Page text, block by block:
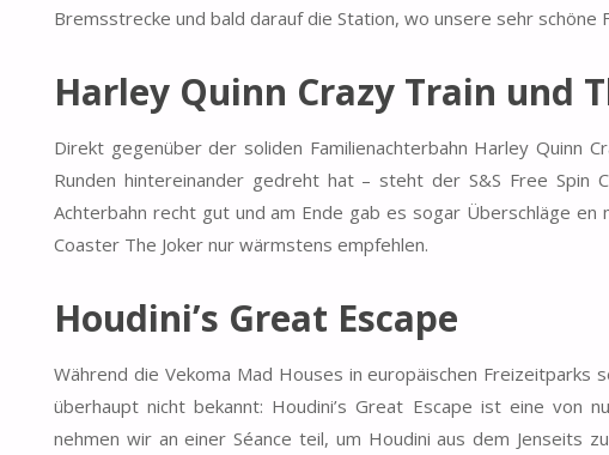
Bremsstrecke und bald darauf die Station, wo unsere sehr schöne
Harley Quinn Crazy Train und
Direkt gegenüber der soliden Familienachterbahn Harley Quinn
Runden hintereinander gedreht hat – steht der S&S Free
Achterbahn recht gut und am Ende gab es sogar Überschläge en
Coaster The Joker nur wärmstens empfehlen.
Houdini’s Great Escape
Während die Vekoma Mad Houses in europäischen Freizeitparks
überhaupt nicht bekannt: Houdini’s Great Escape ist eine von
nehmen wir an einer Séance teil, um Houdini aus dem Jenseits